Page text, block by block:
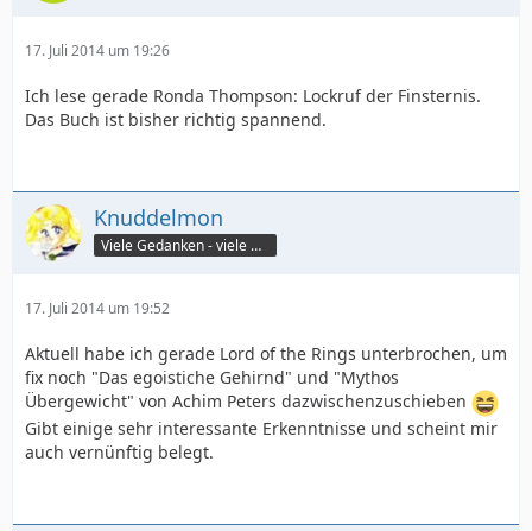
17. Juli 2014 um 19:26
Ich lese gerade Ronda Thompson: Lockruf der Finsternis.
Das Buch ist bisher richtig spannend.
Knuddelmon
Viele Gedanken - viele Worte
17. Juli 2014 um 19:52
Aktuell habe ich gerade Lord of the Rings unterbrochen, um
fix noch "Das egoistiche Gehirnd" und "Mythos
Übergewicht" von Achim Peters dazwischenzuschieben
Gibt einige sehr interessante Erkenntnisse und scheint mir
auch vernünftig belegt.